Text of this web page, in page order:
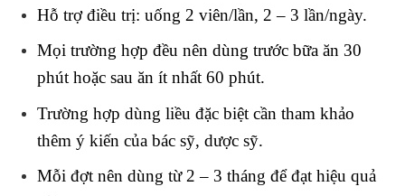
Hỗ trợ điều trị: uống 2 viên/lần, 2 – 3 lần/ngày.
Mọi trường hợp đều nên dùng trước bữa ăn 30
phút hoặc sau ăn ít nhất 60 phút.
Trường hợp dùng liều đặc biệt cần tham khảo
thêm ý kiến của bác sỹ, dược sỹ.
Mỗi đợt nên dùng từ 2 – 3 tháng để đạt hiệu quả